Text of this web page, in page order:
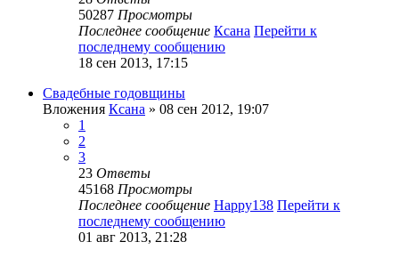
50287 Просмотры
Последнее сообщение Ксана Перейти к
последнему сообщению
18 сен 2013, 17:15
Свадебные годовщины
Вложения Ксана » 08 сен 2012, 19:07
1
2
3
23 Ответы
45168 Просмотры
Последнее сообщение Happy138 Перейти к
последнему сообщению
01 авг 2013, 21:28